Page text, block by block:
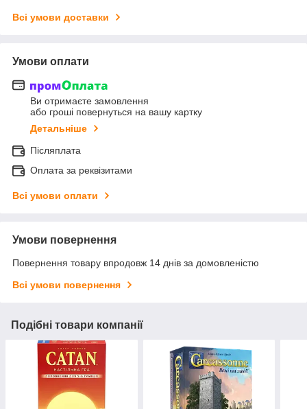
Всі умови доставки
Умови оплати
Ви отримаєте замовлення
або гроші повернуться на вашу картку
Детальніше
Післяплата
Оплата за реквізитами
Всі умови оплати
Умови повернення
Повернення товару впродовж 14 днів за домовленістю
Всі умови повернення
Подібні товари компанії